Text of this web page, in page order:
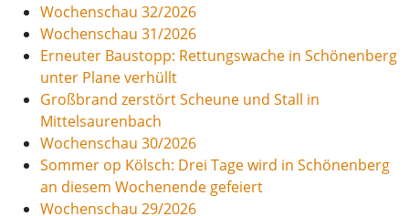
Wochenschau 32/2026
Wochenschau 31/2026
Erneuter Baustopp: Rettungswache in Schönenberg
unter Plane verhüllt
Großbrand zerstört Scheune und Stall in
Mittelsaurenbach
Wochenschau 30/2026
Sommer op Kölsch: Drei Tage wird in Schönenberg
an diesem Wochenende gefeiert
Wochenschau 29/2026